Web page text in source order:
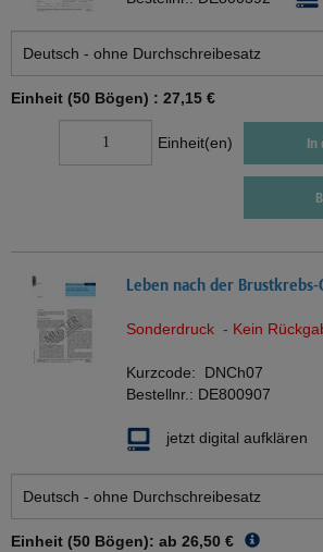
Einheit (50 Bögen) : 27,15 €
Einheit(en) In
Leben nach der
Sonderdruck - Kein
Kurzcode: DNCh07
Bestellnr.: DE800907
jetzt digital aufklären
Einheit (50 Bögen): ab 26,50 €